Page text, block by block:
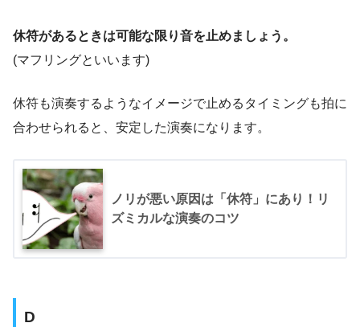
休符があるときは可能な限り音を止めましょう。
(マフリングといいます)
休符も演奏するようなイメージで止めるタイミングも拍に
合わせられると、安定した演奏になります。
ノリが悪い原因は「休符」にあり！リ
ズミカルな演奏のコツ
D